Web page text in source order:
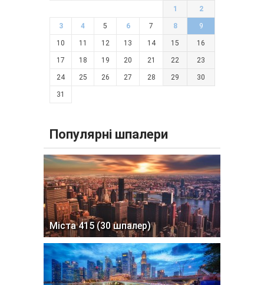
1 2
3 4 5 6 7 8 9
10 11 12 13 14 15 16
17 18 19 20 21 22 23
24 25 26 27 28 29 30
31
Популярні шпалери
Міста 415 (30 шпалер)